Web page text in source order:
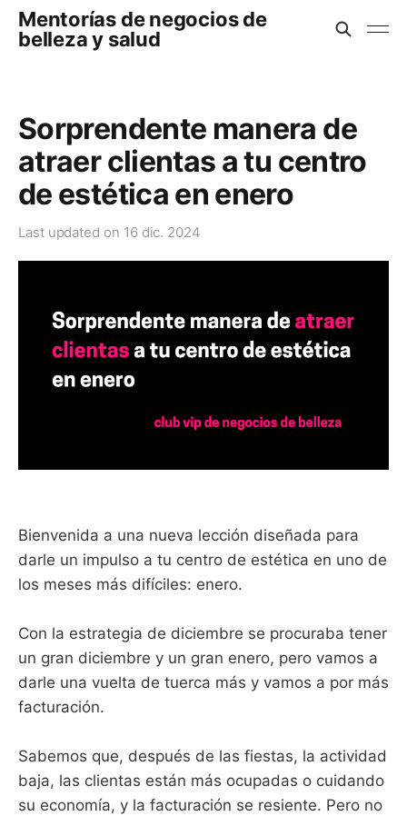
Mentorías de negocios de
belleza y salud
Sorprendente manera de
atraer clientas a tu centro
de estética en enero
Last updated on 16 dic. 2024
Bienvenida a una nueva lección diseñada para
darle un impulso a tu centro de estética en uno de
los meses más difíciles: enero.
Con la estrategia de diciembre se procuraba tener
un gran diciembre y un gran enero, pero vamos a
darle una vuelta de tuerca más y vamos a por más
facturación.
Sabemos que, después de las fiestas, la actividad
baja, las clientas están más ocupadas o cuidando
su economía, y la facturación se resiente. Pero no